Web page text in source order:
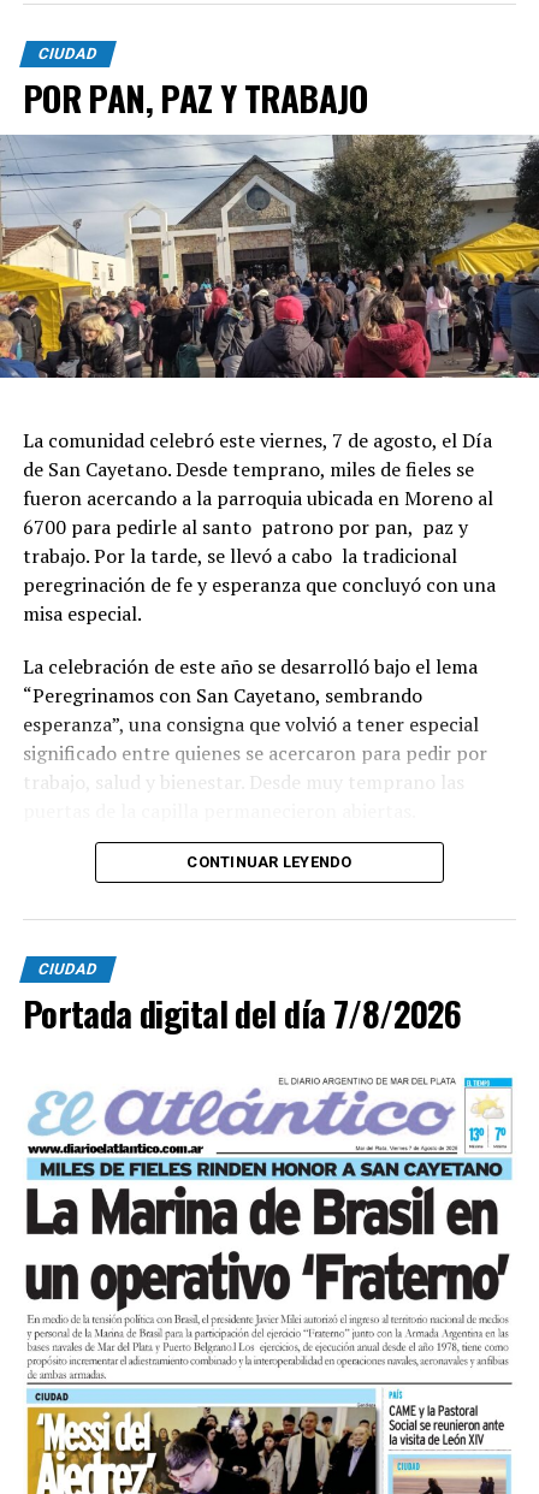
CIUDAD
POR PAN, PAZ Y TRABAJO
La comunidad celebró este viernes, 7 de agosto, el Día
de San Cayetano. Desde temprano, miles de fieles se
fueron acercando a la parroquia ubicada en Moreno al
6700 para pedirle al santo patrono por pan, paz y
trabajo. Por la tarde, se llevó a cabo la tradicional
peregrinación de fe y esperanza que concluyó con una
misa especial.
La celebración de este año se desarrolló bajo el lema
“Peregrinamos con San Cayetano, sembrando
esperanza”, una consigna que volvió a tener especial
significado entre quienes se acercaron para pedir por
trabajo, salud y bienestar. Desde muy temprano las
La imagen del santo salió del santuario de Moreno al
6700 y fue acompañada por una multitud que recorrió
las calles del barrio. Grandes, jóvenes y niños y fieles se
sumaron al recorrido con banderas, espigas y distintas
expresiones de fe.
En paralelo, distintos gremios y organizaciones sociales
y trabajo, para visibilizar la situación de trabajadores y
desocupados.
CONTINUAR LEYENDO
CIUDAD
Portada digital del día 7/8/2026